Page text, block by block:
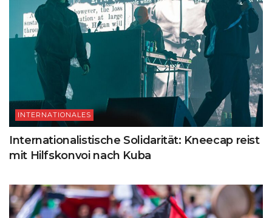
INTERNATIONALES
Internationalistische Solidarität: Kneecap reist
mit Hilfskonvoi nach Kuba